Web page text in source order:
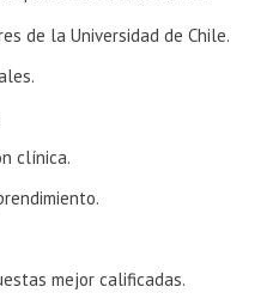
de la Universidad de Chile.
clínica.
mejor calificadas.